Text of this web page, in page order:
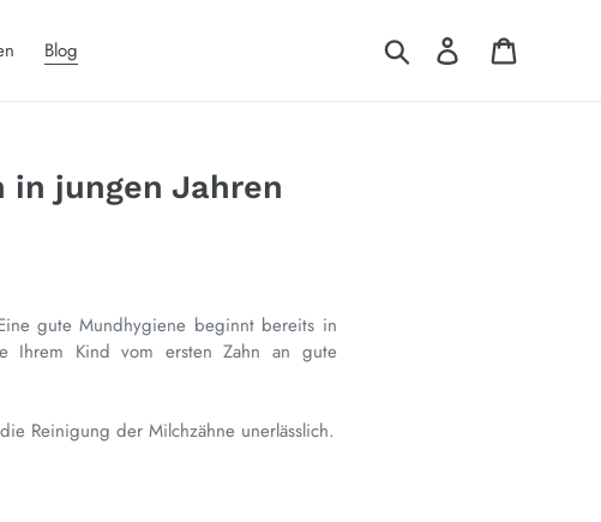
Blog Suchen Einloggen
in jungen Jahren
gute Mundhygiene beginnt bereits in
Kind vom ersten Zahn an gute
Reinigung der Milchzähne unerlässlich.